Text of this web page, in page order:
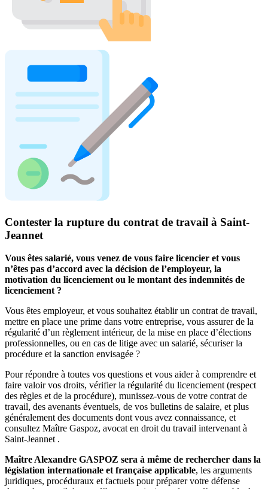
Contester la rupture du contrat de travail à Saint-
Jeannet
Vous êtes salarié, vous venez de vous faire licencier et vous
n’êtes pas d’accord avec la décision de l’employeur, la
motivation du licenciement ou le montant des indemnités de
licenciement ?
Vous êtes employeur, et vous souhaitez établir un contrat de travail,
mettre en place une prime dans votre entreprise, vous assurer de la
régularité d’un règlement intérieur, de la mise en place d’élections
professionnelles, ou en cas de litige avec un salarié, sécuriser la
procédure et la sanction envisagée ?
Pour répondre à toutes vos questions et vous aider à comprendre et
faire valoir vos droits, vérifier la régularité du licenciement (respect
des règles et de la procédure), munissez-vous de votre contrat de
travail, des avenants éventuels, de vos bulletins de salaire, et plus
généralement des documents dont vous avez connaissance, et
consultez Maître Gaspoz, avocat en droit du travail intervenant à
Saint-Jeannet .
Maître Alexandre GASPOZ sera à même de rechercher dans la
législation internationale et française applicable, les arguments
juridiques, procéduraux et factuels pour préparer votre défense